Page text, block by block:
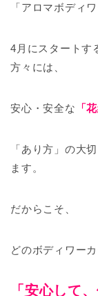
「アロマボディ
4月にスタートす
方々には、
安心・安全な 「
「あり方」の大
ます。
だからこそ、
どのボディワー
「安心して